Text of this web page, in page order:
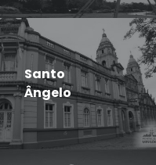
Santo
Ângelo